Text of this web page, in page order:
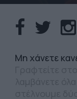
Mη χάνετε